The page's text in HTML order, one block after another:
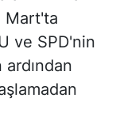
Mart'ta
ve SPD'nin